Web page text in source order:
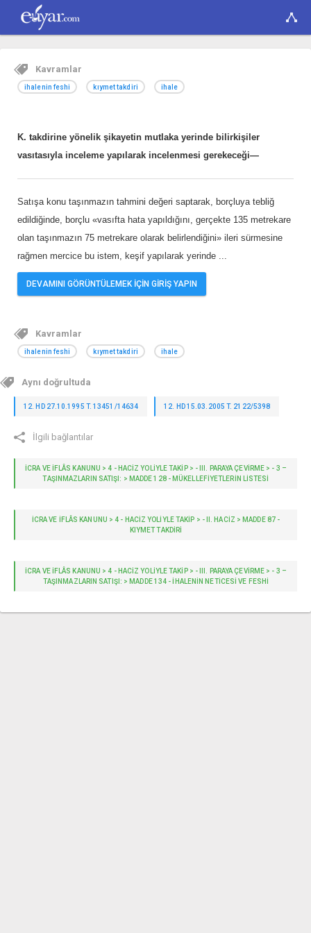
Kavramlar
ihalenin feshi kıymet takdiri ihale
K. takdirine yönelik şikayetin mutlaka yerinde bilirkişiler
vasıtasıyla inceleme yapılarak incelenmesi gerekeceği—
Satışa konu taşınmazın tahmini değeri saptarak, borçluya tebliğ
edildiğinde, borçlu «vasıfta hata yapıldığını, gerçekte 135 metrekare
olan taşınmazın 75 metrekare olarak belirlendiğini» ileri sürmesine
rağmen mercice bu istem, keşif yapılarak yerinde ...
DEVAMINI GÖRÜNTÜLEMEK İÇİN GİRİŞ YAPIN
Kavramlar
ihalenin feshi kıymet takdiri ihale
Aynı doğrultuda
12. HD 27.10.1995 T. 13451/14634 12. HD 15.03.2005 T. 2122/5398
İlgili bağlantılar
İCRA VE İFLÂS KANUNU > 4 - HACIZ YOLIYLE TAKIP > - III. PARAYA ÇEVİRME > - 3 –
TAŞINMAZLARIN SATIŞI: > MADDE 128 - MÜKELLEFIYETLERIN LISTESI
İCRA VE İFLÂS KANUNU > 4 - HACIZ YOLIYLE TAKIP > - II. HACİZ > MADDE 87 -
KIYMET TAKDIRI
İCRA VE İFLÂS KANUNU > 4 - HACIZ YOLIYLE TAKIP > - III. PARAYA ÇEVİRME > - 3 –
TAŞINMAZLARIN SATIŞI: > MADDE 134 - İHALENIN NETICESI VE FESHI